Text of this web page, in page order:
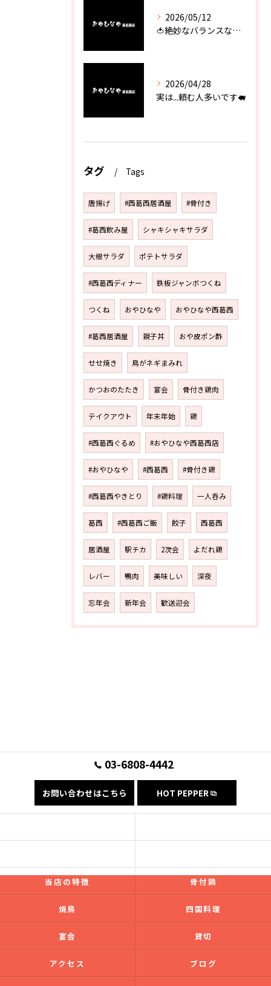
2026/05/12
🍅絶妙なバランスなのに最高な一品🥗
2026/04/28
実は...頼む人多いです🐖
タグ Tags
唐揚げ #西葛西居酒屋 #骨付き
#葛西飲み屋 シャキシャキサラダ
大根サラダ ポテトサラダ
#西葛西ディナー 鉄板ジャンボつくね
つくね おやひなや おやひなや西葛西
#葛西居酒屋 親子丼 おや皮ポン酢
せせ焼き 鳥がネギまみれ
かつおのたたき 宴会 骨付き鶏肉
テイクアウト 年末年始 鶏
#西葛西ぐるめ #おやひなや西葛西店
#おやひなや #西葛西 #骨付き鶏
#西葛西やきとり #鶏料理 一人呑み
葛西 #西葛西ご飯 餃子 西葛西
居酒屋 駅チカ 2次会 よだれ鶏
レバー 鴨肉 美味しい 深夜
忘年会 新年会 歓送迎会
03-6808-4442
お問い合わせはこちら HOT PEPPER
当店の特徴 骨付鶏
焼鳥 四国料理
宴会 貸切
アクセス ブログ